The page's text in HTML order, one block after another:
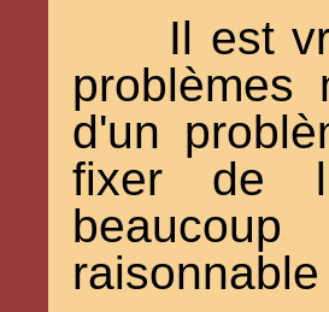
Il est
d'un
fixer de